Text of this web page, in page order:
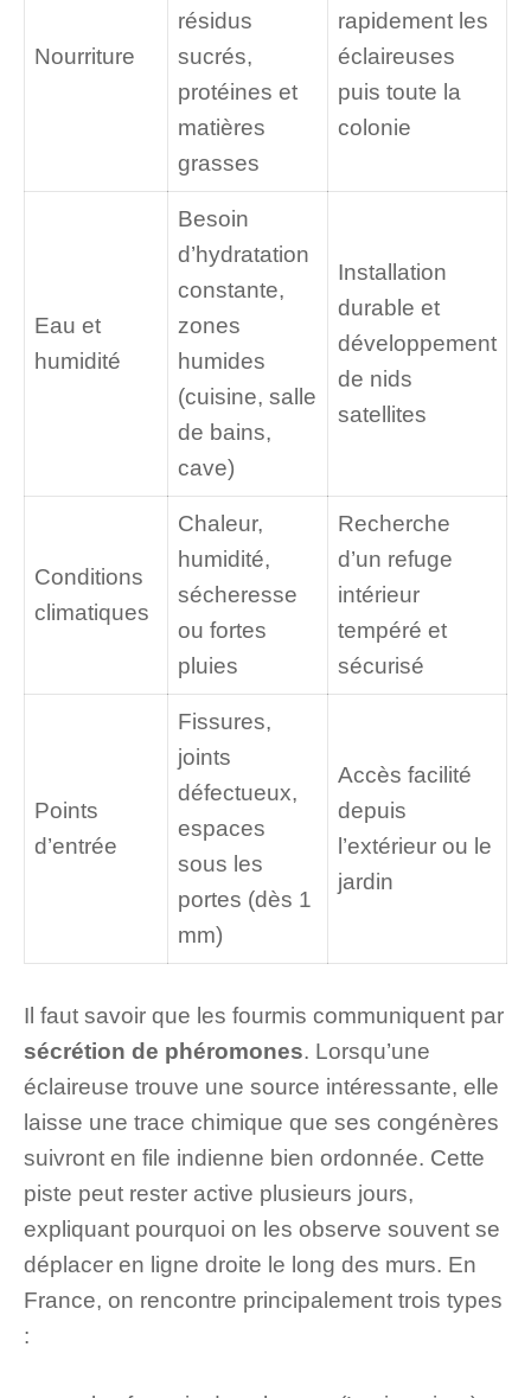
Nourriture
résidus
sucrés,
protéines et
matières
grasses
rapidement les
éclaireuses
puis toute la
colonie
Eau et
humidité
Besoin
d’hydratation
constante,
zones
humides
(cuisine, salle
de bains,
cave)
Installation
durable et
développement
de nids
satellites
Conditions
climatiques
Chaleur,
humidité,
sécheresse
ou fortes
pluies
Recherche
d’un refuge
intérieur
tempéré et
sécurisé
Points
d’entrée
Fissures,
joints
défectueux,
espaces
sous les
portes (dès 1
mm)
Accès facilité
depuis
l’extérieur ou le
jardin
Il faut savoir que les fourmis communiquent par
sécrétion de phéromones. Lorsqu’une
éclaireuse trouve une source intéressante, elle
laisse une trace chimique que ses congénères
suivront en file indienne bien ordonnée. Cette
piste peut rester active plusieurs jours,
expliquant pourquoi on les observe souvent se
déplacer en ligne droite le long des murs. En
France, on rencontre principalement trois types
: